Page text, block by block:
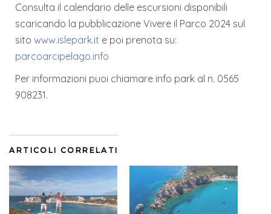
Consulta il calendario delle escursioni disponibili
scaricando la pubblicazione Vivere il Parco 2024 sul
sitowww.islepark.it e poi prenota su:
parcoarcipelago.info
Per informazioni puoi chiamare info park al n. 0565
908231.
ARTICOLI CORRELATI